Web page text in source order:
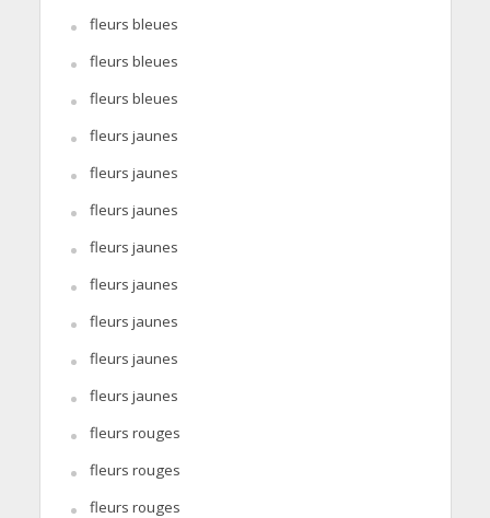
fleurs bleues
fleurs bleues
fleurs bleues
fleurs jaunes
fleurs jaunes
fleurs jaunes
fleurs jaunes
fleurs jaunes
fleurs jaunes
fleurs jaunes
fleurs jaunes
fleurs rouges
fleurs rouges
fleurs rouges